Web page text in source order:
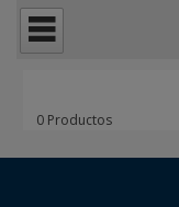
0 Productos